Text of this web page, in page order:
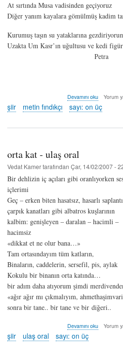
At sırtında Musa vadisinden geçiyoruz
Diğer yanım kayalara gömülmüş kadim
Kurumuş taşın su yataklarına
Uzakta Um Kasr’ın uğultusu ve kedi
Petra
Ateş ve
Aşk
adın
yazılır
metin
Devamını oku Yorum
şiir metin fındıkçı sayı: on üç
orta kat - ulaş oral
Vedat Kamertarafından Çar, 14/02/2007 -
Bir dehlizin iç açıları gibi oranlıyorken
içlerimi
Geç – erken biten hasatsız, hasarlı
çarpık kanatları gibi albatros kuşlarının
kalbim: genişleyen – daralan – hacimli –
hacimsiz
«dikkat et ne olur bana…»
Tam ortasındayım tüm katların,
Binaların, caddelerin, sersefil, pis, aylak
Kokulu bir binanın orta katında…
bir adım daha atıyorum şimdi
«ağır ağır mı çıkmalıyım,
sonra bir tane.. bir tane ve bir diğeri..
orta
kat
-
Devamını oku Yorum
şiir ulaş oral sayı: on üç